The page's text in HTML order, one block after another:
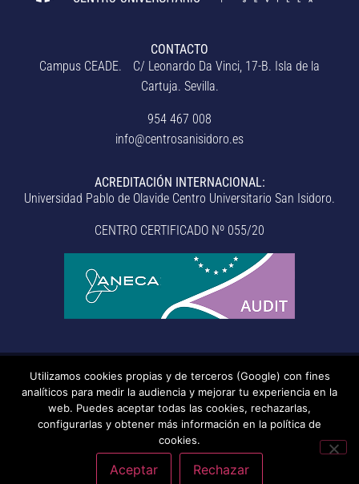
CONTACTO
Campus CEADE. C/ Leonardo Da Vinci, 17-B. Isla de la
Cartuja. Sevilla.
954 467 008
info@centrosanisidoro.es
ACREDITACIÓN INTERNACIONAL:
Universidad Pablo de Olavide Centro Universitario San Isidoro.
CENTRO CERTIFICADO Nº 055/20
© Centro Universitario San Isidoro (Sevilla), adscrito a la
Universidad Pablo de Olavide de Sevilla.– Aviso legal, política de
privacidad, uso de cookies, medidas de seguridad, código de
– Sistema interno de información –
Última
actualización: 20/07/2026
Utilizamos cookies propias y de terceros (Google) con fines
analíticos para medir la audiencia y mejorar tu experiencia en la
web. Puedes aceptar todas las cookies, rechazarlas,
configurarlas y obtener más información en la política de
cookies.
Aceptar Rechazar